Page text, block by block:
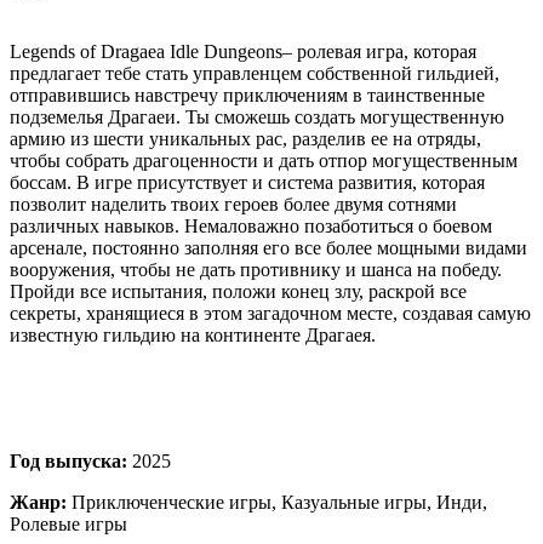
Legends of Dragaea Idle Dungeons– ролевая игра, которая
предлагает тебе стать управленцем собственной гильдией,
отправившись навстречу приключениям в таинственные
подземелья Драгаеи. Ты сможешь создать могущественную
армию из шести уникальных рас, разделив ее на отряды,
чтобы собрать драгоценности и дать отпор могущественным
боссам. В игре присутствует и система развития, которая
позволит наделить твоих героев более двумя сотнями
различных навыков. Немаловажно позаботиться о боевом
арсенале, постоянно заполняя его все более мощными видами
вооружения, чтобы не дать противнику и шанса на победу.
Пройди все испытания, положи конец злу, раскрой все
секреты, хранящиеся в этом загадочном месте, создавая самую
известную гильдию на континенте Драгаея.
Год выпуска: 2025
Жанр: Приключенческие игры, Казуальные игры, Инди,
Ролевые игры